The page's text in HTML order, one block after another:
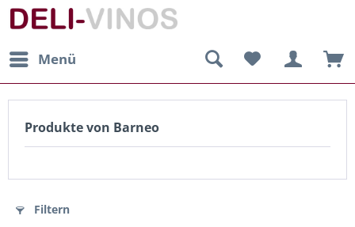
Menü
Produkte von Barneo
Filtern